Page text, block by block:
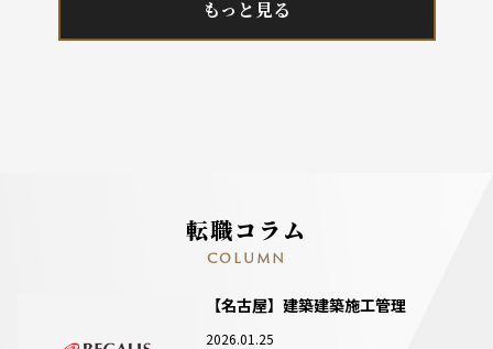
もっと見る
転職コラム
COLUMN
【名古屋】建築建築施工管理
2026.01.25